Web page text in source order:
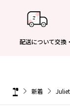
配送について交換
新着